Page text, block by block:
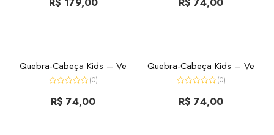
de
R$ 179,00
de
R$ 74,00
Quebra-Cabeça Kids – Ve
0
de
(0)
R$ 74,00
Quebra-Cabeça Kids – Ve
0
de
(0)
R$ 74,00